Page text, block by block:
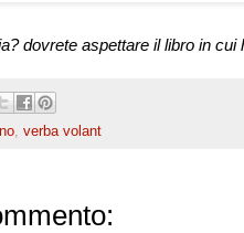
dovrete aspettare il libro in
, verba volant